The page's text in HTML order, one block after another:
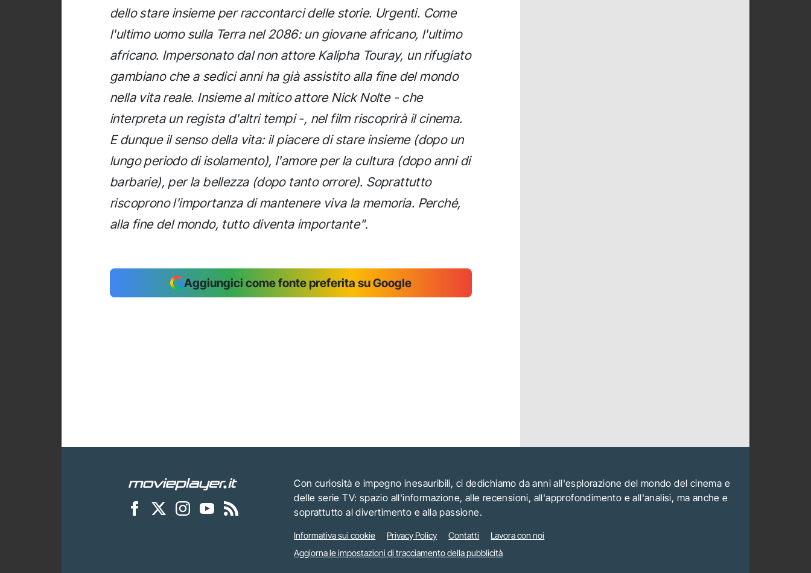
dello stare insieme per raccontarci delle storie. Urgenti. Come
l'ultimo uomo sulla Terra nel 2086: un giovane africano, l'ultimo
africano. Impersonato dal non attore Kalipha Touray, un rifugiato
gambiano che a sedici anni ha già assistito alla fine del mondo
nella vita reale. Insieme al mitico attore Nick Nolte - che
interpreta un regista d'altri tempi -, nel film riscoprirà il cinema.
E dunque il senso della vita: il piacere di stare insieme (dopo un
lungo periodo di isolamento), l'amore per la cultura (dopo anni di
barbarie), per la bellezza (dopo tanto orrore). Soprattutto
riscoprono l'importanza di mantenere viva la memoria. Perché,
alla fine del mondo, tutto diventa importante".
Aggiungici come fonte preferita su Google
Con curiosità e impegno inesauribili, ci dedichiamo da anni all'esplorazione del mondo del cinema e
delle serie TV: spazio all'informazione, alle recensioni, all'approfondimento e all'analisi, ma anche e
soprattutto al divertimento e alla passione.
Informativa sui cookie Privacy Policy Contatti
Lavora con noi
Aggiorna le impostazioni di tracciamento della pubblicità